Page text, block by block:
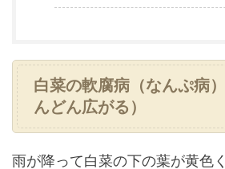
白菜の軟腐病（なんぷ病
んどん広がる）
雨が降って白菜の下の葉が黄色